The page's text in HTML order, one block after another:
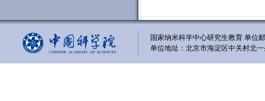
国家纳米科学中心研究生教育 单位
单位地址：北京市海淀区中关村北